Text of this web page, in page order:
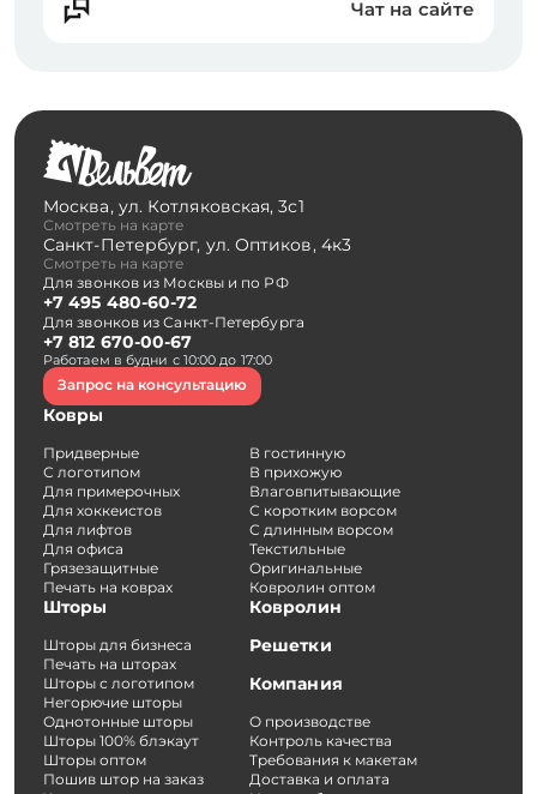
Чат на сайте
Москва, ул. Котляковская, 3с1
Смотреть на карте
Санкт-Петербург, ул. Оптиков, 4к3
Смотреть на карте
Для звонков из Москвы и по РФ
+7 495 480-60-72
Для звонков из Санкт-Петербурга
+7 812 670-00-67
Работаем в будни с 10:00 до 17:00
Запрос на консультацию
Ковры
Придверные
С логотипом
Для примерочных
Для хоккеистов
Для лифтов
Для офиса
Грязезащитные
Печать на коврах
В гостинную
В прихожую
Влаговпитывающие
С коротким ворсом
С длинным ворсом
Текстильные
Оригинальные
Ковролин оптом
Шторы
Шторы для бизнеса
Печать на шторах
Шторы с логотипом
Негорючие шторы
Однотонные шторы
Шторы 100% блэкаут
Шторы оптом
Пошив штор на заказ
Ковролин
Решетки
Компания
О производстве
Контроль качества
Требования к макетам
Доставка и оплата